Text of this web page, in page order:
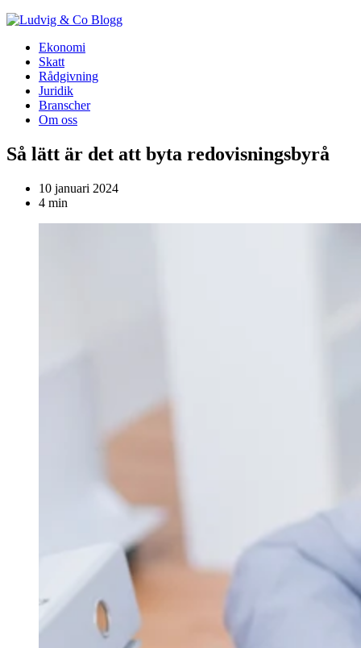
Blogg
Ekonomi
Skatt
Rådgivning
Juridik
Branscher
Om oss
Så lätt är det att byta redovisningsbyrå
10 januari 2024
4 min